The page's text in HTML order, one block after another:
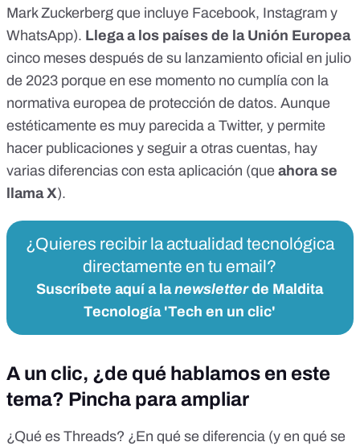
Mark Zuckerberg que incluye Facebook, Instagram y
WhatsApp). Llega a los países de la Unión Europea
cinco meses después de su lanzamiento oficial en julio
de 2023 porque en ese momento no cumplía con la
normativa europea de protección de datos. Aunque
estéticamente es muy parecida a Twitter, y permite
hacer publicaciones y seguir a otras cuentas, hay
varias diferencias con esta aplicación (que ahora se
llamaX).
¿Quieres recibir la actualidad tecnológica
directamente en tu email?
Suscríbete aquí a lanewsletterde Maldita
Tecnología 'Tech en un clic'
A un clic, ¿de qué hablamos en este
tema? Pincha para ampliar
¿Qué es Threads? ¿En qué se diferencia (y en qué se